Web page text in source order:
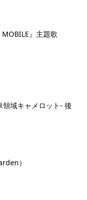
』主題歌
域キャメロット- 後
）